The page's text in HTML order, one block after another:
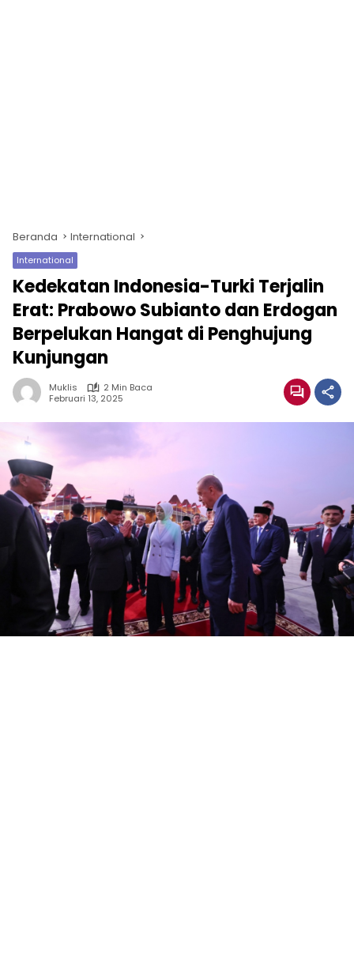
Beranda International
International
Kedekatan Indonesia-Turki Terjalin
Erat: Prabowo Subianto dan Erdogan
Berpelukan Hangat di Penghujung
Kunjungan
Muklis
2 Min Baca
Februari 13, 2025